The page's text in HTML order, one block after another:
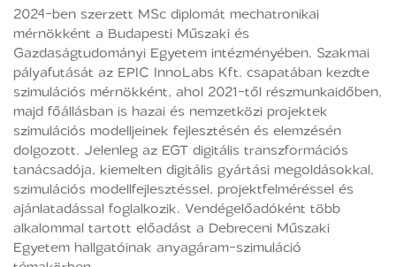
2024-ben szerzett MSc diplomát mechatronikai
mérnökként a Budapesti Műszaki és
Gazdaságtudományi Egyetem intézményében. Szakmai
pályafutását az EPIC InnoLabs Kft. csapatában kezdte
szimulációs mérnökként, ahol 2021-től részmunkaidőben,
majd főállásban is hazai és nemzetközi projektek
szimulációs modelljeinek fejlesztésén és elemzésén
dolgozott. Jelenleg az EGT digitális transzformációs
tanácsadója, kiemelten digitális gyártási megoldásokkal,
szimulációs modellfejlesztéssel, projektfelméréssel és
ajánlatadással foglalkozik. Vendégelőadóként több
alkalommal tartott előadást a Debreceni Műszaki
Egyetem hallgatóinak anyagáram-szimuláció